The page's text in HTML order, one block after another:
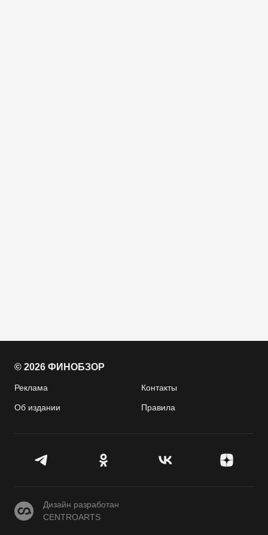
© 2026 ФИНОБЗОР
Реклама Контакты
Об издании Правила
CENTROARTS